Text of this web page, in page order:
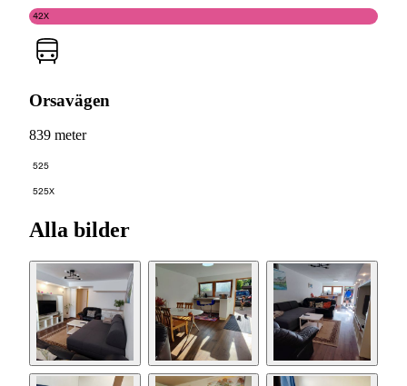
42X
Orsavägen
839 meter
525
525X
Alla bilder